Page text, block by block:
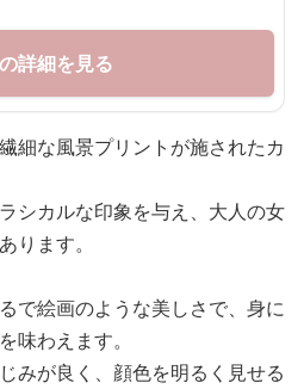
詳細を見る
細な風景プリントが施されたカ
シカルな印象を与え、大人の女
ります。
で絵画のような美しさで、身に
味わえます。
みが良く、顔色を明るく見せる